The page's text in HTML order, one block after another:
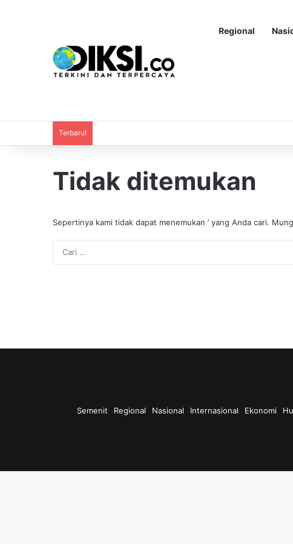
Regional
Terbaru!
Tidak ditemukan
Sepertinya kami tidak dapat menemukan ’ yang Anda cari.
Semenit Regional Nasional Internasional Ekonomi